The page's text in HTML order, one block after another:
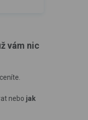
vám nic
nebo jak